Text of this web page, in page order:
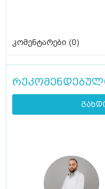
კომენტარები (0)